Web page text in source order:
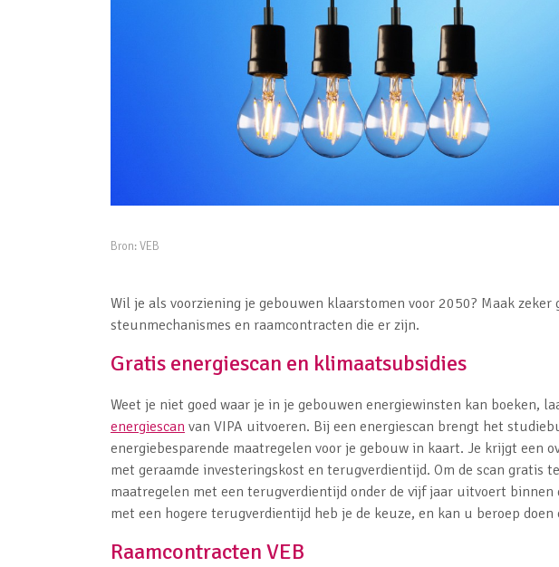
Bron:VEB
Wil je als voorziening je gebouwen klaarstomen voor 2050? Maak
steunmechanismes en raamcontracten die er zijn.
Gratis energiescan en klimaatsubsidies
Weet je niet goed waar je in je gebouwen energiewinsten kan boeken,
energiescan van VIPA uitvoeren. Bij een energiescan brengt het
energiebesparende maatregelen voor je gebouw in kaart. Je krijgt een
met geraamde investeringskost en terugverdientijd. Om de scan gratis
maatregelen met een terugverdientijd onder de vijf jaar uitvoert binnen
met een hogere terugverdientijd heb je de keuze, en kan u beroep
Raamcontracten VEB